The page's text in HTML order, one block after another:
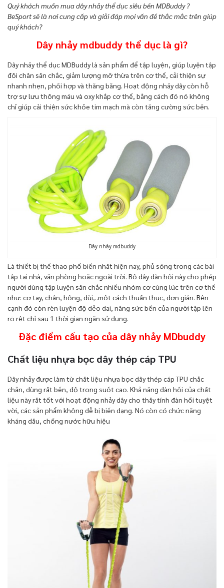
Quý khách muốn mua dây nhảy thể dục siêu bền MDBuddy ?
BeSport sẽ là nơi cung cấp và giải đáp mọi vấn đề thắc mắc trên giúp
quý khách?
Dây nhảy mdbuddy thể dục là gì?
Dây nhảy thể dục MDBuddy là sản phẩm để tập luyện, giúp luyện tập
đôi chân săn chắc, giảm lượng mỡ thừa trên cơ thể, cải thiện sự
nhanh nhẹn, phối hợp và thăng bằng. Hoạt động nhảy dây còn hỗ
trợ sự lưu thông máu và oxy khắp cơ thể, bằng cách đó nó không
chỉ giúp cải thiện sức khỏe tim mạch mà còn tăng cường sức bền.
Dây nhảy mdbuddy
Là thiết bị thể thao phổ biến nhất hiện nay, phủ sóng trong các bài
tập tại nhà, văn phòng hoặc ngoài trời. Bộ dây đàn hồi này cho phép
người dùng tập luyện săn chắc nhiều nhóm cơ cùng lúc trên cơ thể
như: cơ tay, chân, hông, đùi,..một cách thuần thục, đơn giản. Bên
cạnh đó còn rèn luyện độ dẻo dai, nâng sức bền của người tập lên
rõ rệt chỉ sau 1 thời gian ngắn sử dụng.
Đặc điểm cấu tạo của dây nhảy MDbuddy
Chất liệu nhựa bọc dây thép cáp TPU
Dây nhảy được làm từ chất liệu nhựa bọc dây thép cáp TPU chắc
chắn, dùng rất bền, độ trong suốt cao. Khả năng đàn hồi của chất
liệu này rất tốt với hoạt động nhảy dây cho thấy tính đàn hồi tuyệt
vời, các sản phẩm không dễ bị biến dạng. Nó còn có chức năng
kháng dầu, chống nước hữu hiệu